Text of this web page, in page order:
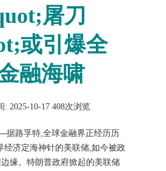
屠刀
或引爆全
融海啸
: 2025-10-17 408次浏览
据路孚特,全球金融界正经历历
经济定海神针的美联储,如今被政
缘。特朗普政府掀起的美联储